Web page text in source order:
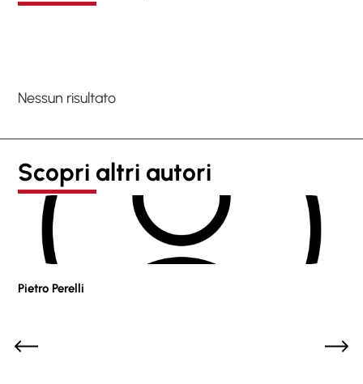
Nessun risultato
Scopri altri autori
Pietro Perelli